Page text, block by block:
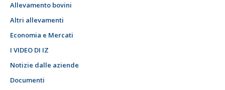
Allevamento bovini
Altri allevamenti
Economia e Mercati
I VIDEO DI IZ
Notizie dalle aziende
Documenti